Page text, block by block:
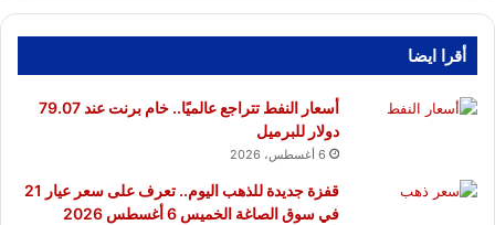
أقرا ايضا
أسعار النفط تتراجع عالميًا.. خام برنت عند 79.07
دولار للبرميل
6 أغسطس، 2026
قفزة جديدة للذهب اليوم.. تعرف على سعر عيار 21
في سوق الصاغة الخميس 6 أغسطس 2026